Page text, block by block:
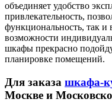
объединяет удобство
привлекательность,
функциональность, так
возможности
шкафы прекрасно
планировке помещений.
Для заказа шкафа-
Москве и